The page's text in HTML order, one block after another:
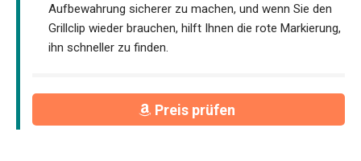
Aufbewahrung sicherer zu machen, und wenn Sie den
Grillclip wieder brauchen, hilft Ihnen die rote Markierung,
ihn schneller zu finden.
Preis prüfen